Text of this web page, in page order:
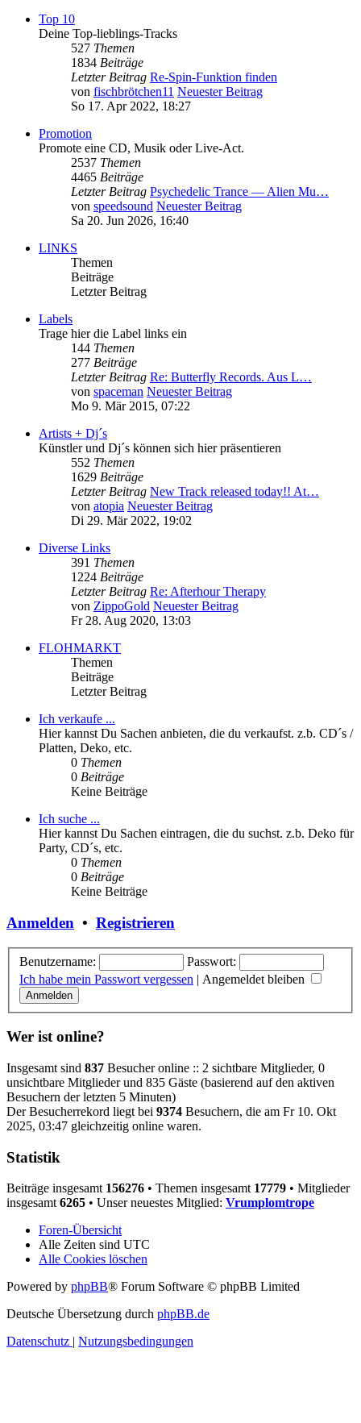
Top 10
Deine Top-lieblings-Tracks
527 Themen
1834 Beiträge
Letzter Beitrag Re-Spin-Funktion finden
von fischbrötchen11 Neuester Beitrag
So 17. Apr 2022, 18:27
Promotion
Promote eine CD, Musik oder Live-Act.
2537 Themen
4465 Beiträge
Letzter Beitrag Psychedelic Trance — Alien Mu…
von speedsound Neuester Beitrag
Sa 20. Jun 2026, 16:40
LINKS
Themen
Beiträge
Letzter Beitrag
Labels
Trage hier die Label links ein
144 Themen
277 Beiträge
Letzter Beitrag Re: Butterfly Records. Aus L…
von spaceman Neuester Beitrag
Mo 9. Mär 2015, 07:22
Artists + Dj´s
Künstler und Dj´s können sich hier präsentieren
552 Themen
1629 Beiträge
Letzter Beitrag New Track released today!! At…
von atopia Neuester Beitrag
Di 29. Mär 2022, 19:02
Diverse Links
391 Themen
1224 Beiträge
Letzter Beitrag Re: Afterhour Therapy
von ZippoGold Neuester Beitrag
Fr 28. Aug 2020, 13:03
FLOHMARKT
Themen
Beiträge
Letzter Beitrag
Ich verkaufe ...
Hier kannst Du Sachen anbieten, die du verkaufst. z.b. CD´s /
Platten, Deko, etc.
0 Themen
0 Beiträge
Keine Beiträge
Ich suche ...
Hier kannst Du Sachen eintragen, die du suchst. z.b. Deko für
Party, CD´s, etc.
0 Themen
0 Beiträge
Keine Beiträge
Anmelden • Registrieren
Benutzername:
Passwort:
Ich habe mein Passwort vergessen | Angemeldet bleiben
Wer ist online?
Insgesamt sind 837 Besucher online :: 2 sichtbare Mitglieder, 0
unsichtbare Mitglieder und 835 Gäste (basierend auf den aktiven
Besuchern der letzten 5 Minuten)
Der Besucherrekord liegt bei 9374 Besuchern, die am Fr 10. Okt
2025, 03:47 gleichzeitig online waren.
Statistik
Beiträge insgesamt 156276 • Themen insgesamt 17779 • Mitglieder
insgesamt 6265 • Unser neuestes Mitglied: Vrumplomtrope
Foren-Übersicht
Alle Zeiten sind UTC
Alle Cookies löschen
Powered by phpBB® Forum Software © phpBB Limited
Deutsche Übersetzung durch phpBB.de
Datenschutz | Nutzungsbedingungen